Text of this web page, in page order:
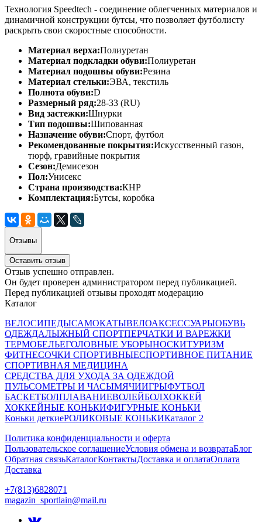
Технология Speedtech - соединение облегченных материалов и
динамичной конструкции бутсы, что позволяет футболисту
раскрыть свои скоростные способности.
Материал верха:Полиуретан
Материал подкладки обуви:Полиуретан
Материал подошвы обуви:Резина
Материал стельки:ЭВА, текстиль
Полнота обуви:D
Размерный ряд:28-33 (RU)
Вид застежки:Шнурки
Тип подошвы:Шипованная
Назначение обуви:Спорт, футбол
Рекомендованные покрытия:Искусственный газон,
тюрф, гравийные покрытия
Сезон:Демисезон
Пол:Унисекс
Страна производства:КНР
Комплектация:Бутсы, коробка
Отзывы
Оставить отзыв
Отзыв успешно отправлен.
Он будет проверен администратором перед публикацией.
Перед публикацией отзывы проходят модерацию
Каталог
ВЕЛОСИПЕДЫСАМОКАТЫВЕЛОАКСЕССУАРЫОБУВЬ
ОДЕЖДАЛЫЖНЫЙ СПОРТПЕРЧАТКИ И ВАРЕЖКИ
ТЕРМОБЕЛЬЕГОЛОВНЫЕ УБОРЫНОСКИТУРИЗМ
ФИТНЕСОЧКИ СПОРТИВНЫЕСПОРТИВНОЕ ПИТАНИЕ
СПОРТИВНАЯ МЕДИЦИНА
СРЕДСТВА ДЛЯ УХОДА ЗА ОДЕЖДОЙ
ПУЛЬСОМЕТРЫ И ЧАСЫМЯЧИИГРЫФУТБОЛ
БАСКЕТБОЛПЛАВАНИЕВОЛЕЙБОЛХОККЕЙ
ХОККЕЙНЫЕ КОНЬКИФИГУРНЫЕ КОНЬКИ
Коньки деткиеРОЛИКОВЫЕ КОНЬКИКаталог 2
Политика конфиденциальности и оферта
Пользовательское соглашениеУсловия обмена и возвратаБлог
Обратная связьКаталогКонтактыДоставка и оплатаОплата
Доставка
+7(813)6828071
magazin_sportlain@mail.ru